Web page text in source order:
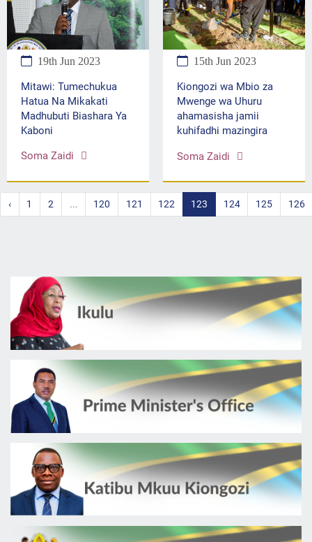
19th Jun 2023
Mitawi: Tumechukua
Hatua Na Mikakati
Madhubuti Biashara Ya
Kaboni
Soma Zaidi
15th Jun 2023
Kiongozi wa Mbio za
Mwenge wa Uhuru
ahamasisha jamii
kuhifadhi mazingira
Soma Zaidi
‹ 1 2 ... 120 121 122 123 124 125 126